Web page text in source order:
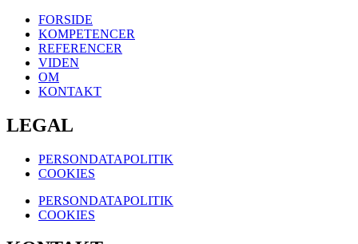
FORSIDE
KOMPETENCER
REFERENCER
VIDEN
OM
KONTAKT
LEGAL
PERSONDATAPOLITIK
COOKIES
PERSONDATAPOLITIK
COOKIES